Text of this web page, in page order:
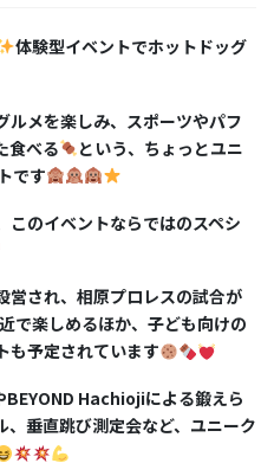
体験型イベントでホットドッグ
ルメを楽しみ、スポーツやパフ
食べる
という、ちょっとユニ
です
このイベントならではのスペシ
営され、相原プロレスの試合が
で楽しめるほか、子ども向けの
も予定されています
BEYOND Hachiojiによる鍛えら
垂直跳び測定会など、ユニーク